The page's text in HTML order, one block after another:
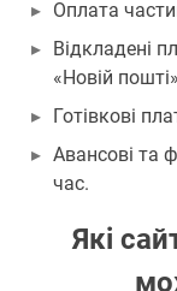
Оплата
Відкладені
«Новій
Готівкові
Авансові та
час.
Які